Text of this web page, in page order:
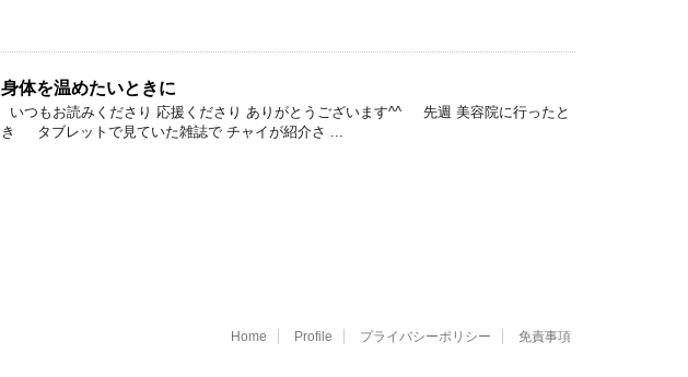
身体を温めたいときに
いつもお読みくださり 応援くださり ありがとうございます^^ 先週 美容院に行ったと
き タブレットで見ていた雑誌で チャイが紹介さ ...
Home Profile プライバシーポリシー 免責事項